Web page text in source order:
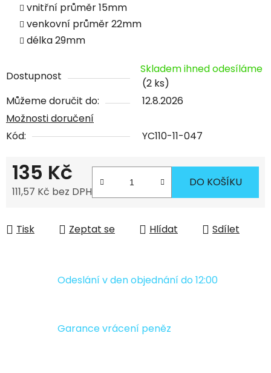
vnitřní průměr 15mm
venkovní průměr 22mm
délka 29mm
Dostupnost
Skladem ihned odesíláme
(2 ks)
Můžeme doručit do:
12.8.2026
Možnosti doručení
Kód:
YC110-11-047
135 Kč
111,57 Kč bez DPH
DO KOŠÍKU
Tisk Zeptat se Hlídat Sdílet
Odeslání v den objednání do 12:00
Garance vrácení peněz